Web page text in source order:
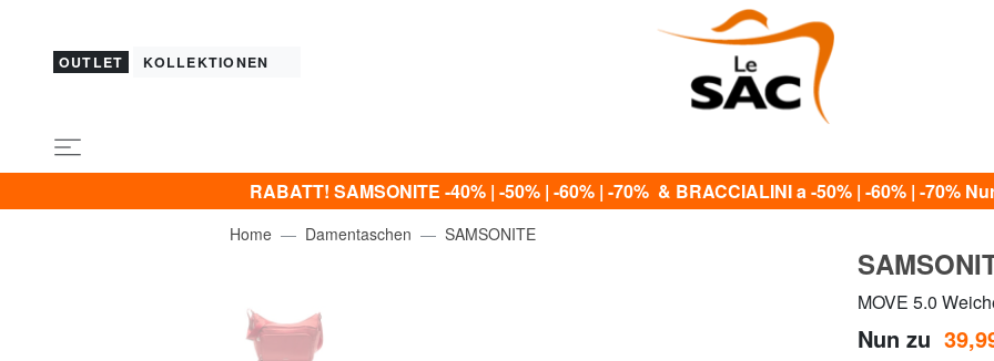
OUTLET KOLLEKTIONEN
RABATT! SAMSONITE -40% | -50% | -60% | -70% & BRACCIALINI a -50% | -60% | -70%
Home Damentaschen SAMSONITE
MOVE 5.0
Nun zu